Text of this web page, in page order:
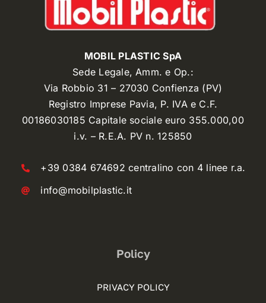
MOBIL PLASTIC SpA
Sede Legale, Amm. e Op.:
Via Robbio 31 – 27030 Confienza (PV)
Registro Imprese Pavia, P. IVA e C.F.
00186030185 Capitale sociale euro 355.000,00
i.v. – R.E.A. PV n. 125850
+39 0384 674692 centralino con 4 linee r.a.
info@mobilplastic.it
Policy
PRIVACY POLICY